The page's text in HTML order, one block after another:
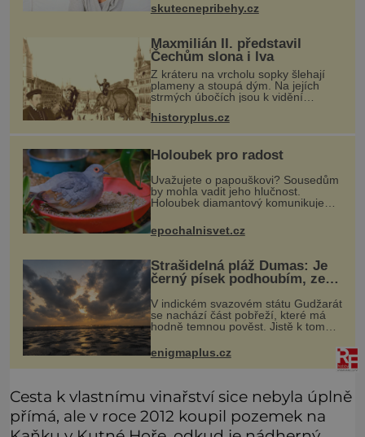
ochotný podat pomocnou ruku.
skutecnepribehy.cz
Maxmilián II. představil
Čechům slona i lva
Z kráteru na vrcholu sopky šlehají
plameny a stoupá dým. Na jejích
strmých úbočích jsou k vidění
kamzíci a prohánějí se tu i veverky.
Kupodivu nejde třeba o sicilskou
sopku Etnu, ale o pražské Staromě
historyplus.cz
Holoubek pro radost
Uvažujete o papouškovi? Sousedům
by mohla vadit jeho hlučnost.
Holoubek diamantový komunikuje
roztomilý a hodí se i pro chovatele
začátečníky. Jedná se o nenároč
epochalnisvet.cz
Strašidelná pláž Dumas: Je
černý písek podhoubím, ze
V indickém svazovém státu Gudžarát
se nachází část pobřeží, které má
hodně temnou pověst. Jistě k tomu
přispívá i černý písek této pláže.
Proč má pláž takové netypické
zbarvení? Nakolik jsou pravdivé
enigmaplus.cz
Cesta k vlastnímu vinařství sice nebyla úplně
přímá, ale v roce 2012 koupil pozemek na